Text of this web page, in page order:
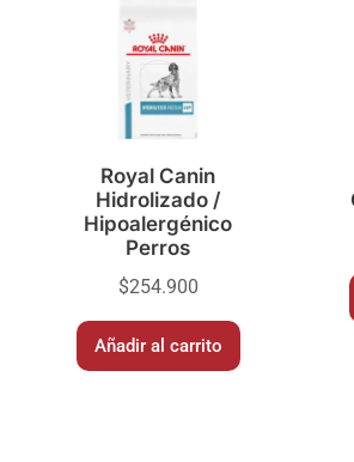
Royal Canin
Hidrolizado /
Hipoalergénico
Perros
$254.900
Añadir al carrito